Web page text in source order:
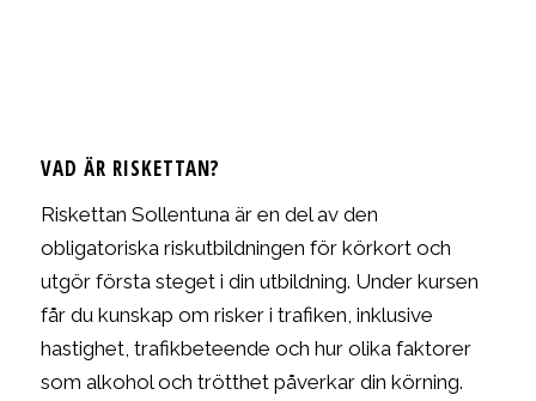
VAD ÄR RISKETTAN?
Riskettan Sollentuna är en del av den
obligatoriska riskutbildningen för körkort och
utgör första steget i din utbildning. Under kursen
får du kunskap om risker i trafiken, inklusive
hastighet, trafikbeteende och hur olika faktorer
som alkohol och trötthet påverkar din körning.